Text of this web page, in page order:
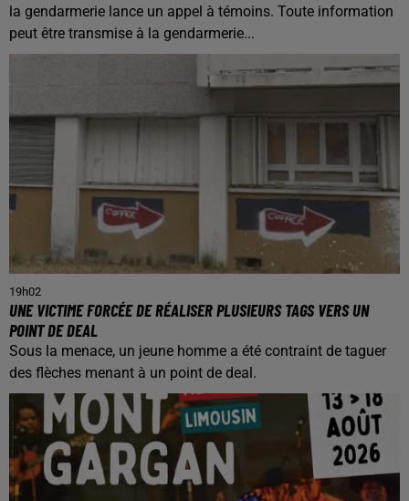
la gendarmerie lance un appel à témoins. Toute information
peut être transmise à la gendarmerie...
19h02
UNE VICTIME FORCÉE DE RÉALISER PLUSIEURS TAGS VERS UN
POINT DE DEAL
Sous la menace, un jeune homme a été contraint de taguer
des flèches menant à un point de deal.